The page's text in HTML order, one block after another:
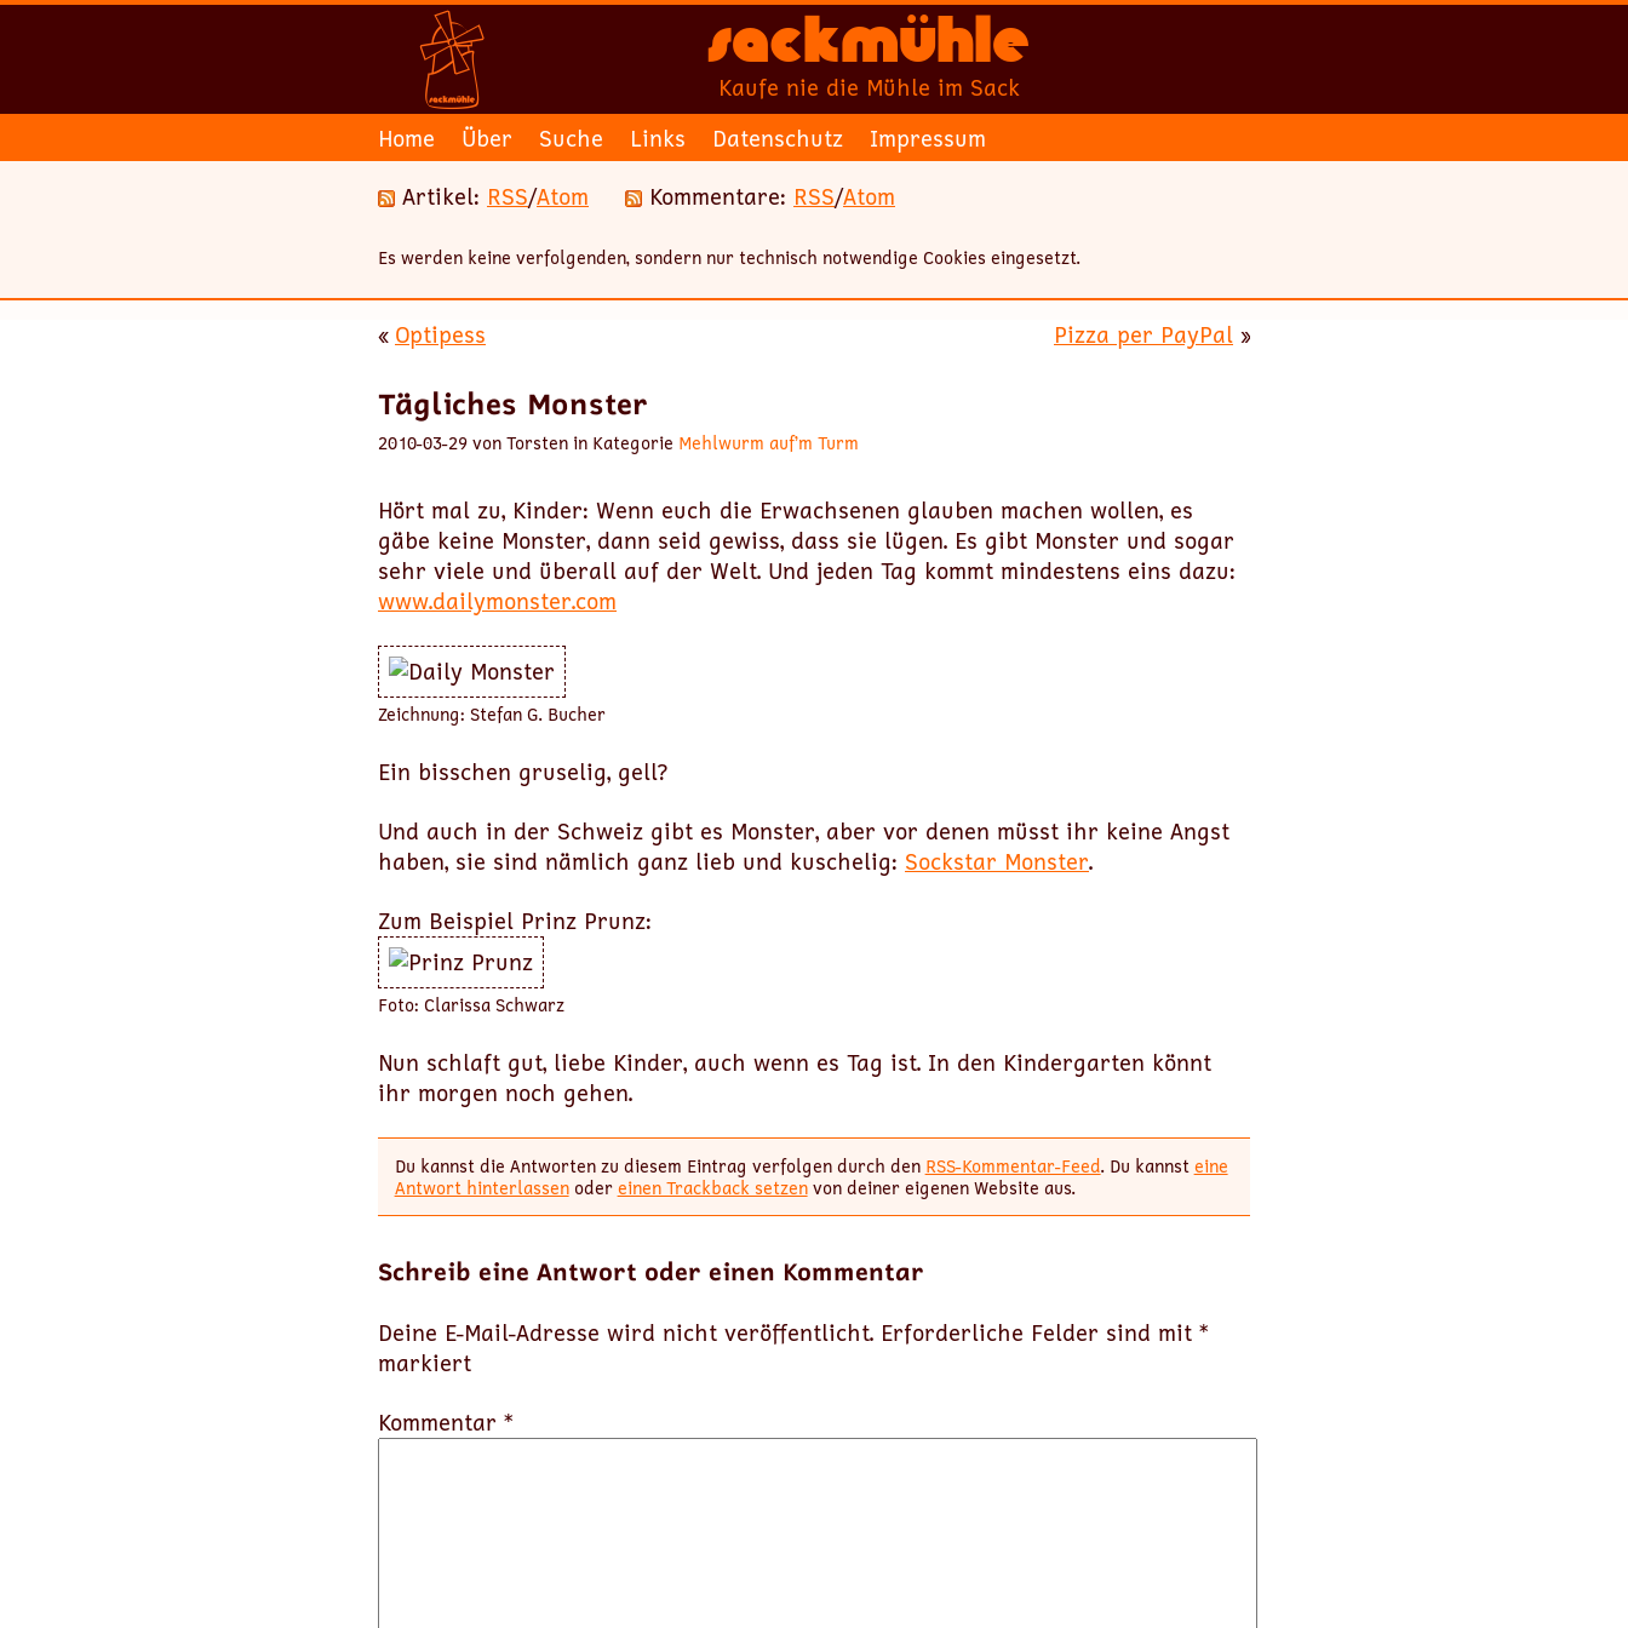
Sackmühle
Kaufe nie die Mühle im Sack
Home
Über Suche Links Datenschutz
Impressum
Artikel: RSS/Atom Kommentare: RSS/Atom
Es werden keine verfolgenden, sondern nur technisch notwendige Cookies eingesetzt.
« Optipess Pizza per PayPal »
Tägliches Monster
2010-03-29 von Torsten in Kategorie Mehlwurm auf’m Turm
Hört mal zu, Kinder: Wenn euch die Erwachsenen glauben machen wollen, es
gäbe keine Monster, dann seid gewiss, dass sie lügen. Es gibt Monster und sogar
sehr viele und überall auf der Welt. Und jeden Tag kommt mindestens eins dazu:
www.dailymonster.com
Zeichnung: Stefan G. Bucher
Ein bisschen gruselig, gell?
Und auch in der Schweiz gibt es Monster, aber vor denen müsst ihr keine Angst
haben, sie sind nämlich ganz lieb und kuschelig: Sockstar Monster.
Zum Beispiel Prinz Prunz:
Foto: Clarissa Schwarz
Nun schlaft gut, liebe Kinder, auch wenn es Tag ist. In den Kindergarten könnt
ihr morgen noch gehen.
Du kannst die Antworten zu diesem Eintrag verfolgen durch den RSS-Kommentar-Feed. Du kannsteine
Antwort hinterlassenodereinen Trackback setzenvon deiner eigenen Website aus.
Schreib eine Antwort oder einen Kommentar
Deine E-Mail-Adresse wird nicht veröffentlicht. Erforderliche Felder sind mit *
markiert
Kommentar *